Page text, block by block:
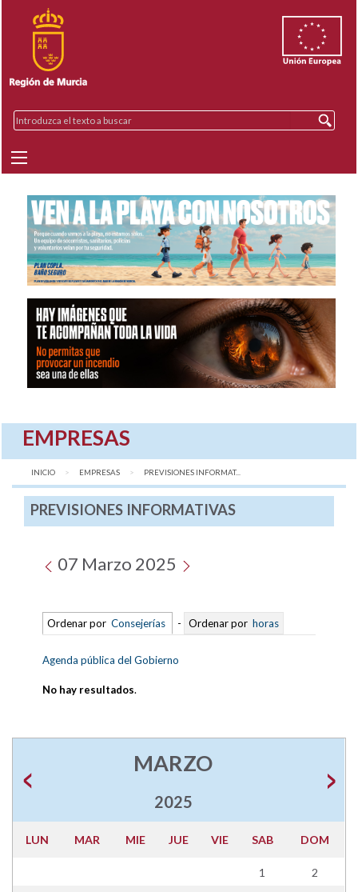
EMPRESAS
INICIO EMPRESAS AQUÍ:
PREVISIONES INFORMAT...
PREVISIONES INFORMATIVAS
07 Marzo 2025
Ordenar por Consejerías - Ordenar por horas
Agenda pública del Gobierno
No hay resultados.
MARZO
2025
LUN MAR MIE JUE VIE SAB DOM
1 2